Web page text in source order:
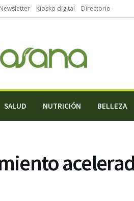
Newsletter Kiosko digital Directorio
SALUD NUTRICIÓN BELLEZA